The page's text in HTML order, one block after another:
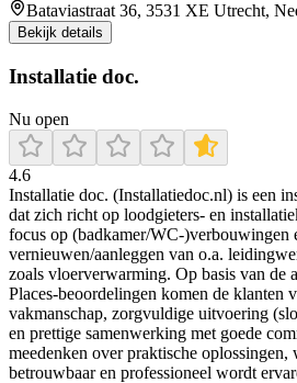
Bataviastraat 36, 3531 XE Utrecht,
Bekijk details
Installatie doc.
Nu open
4.6
Installatie doc. (Installatiedoc.nl) is een
dat zich richt op loodgieters- en
focus op (badkamer/WC-)verbouwingen
vernieuwen/aanleggen van o.a.
zoals vloerverwarming. Op basis van de
Places-beoordelingen komen de klanten
vakmanschap, zorgvuldige uitvoering
en prettige samenwerking met goede
meedenken over praktische
betrouwbaar en professioneel wordt